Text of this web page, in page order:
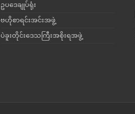
ဥပဒေချုပ်ရုံး
ဗဟိုစာရင်းအင်းအဖွဲ့
ပဲခူးတိုင်းဒေသကြီးအစိုးရအဖွဲ့